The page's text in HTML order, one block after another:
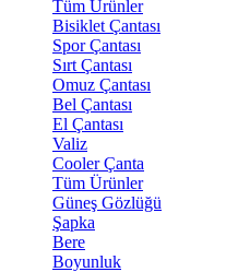
Tüm Ürünler
Bisiklet Çantası
Spor Çantası
Sırt Çantası
Omuz Çantası
Bel Çantası
El Çantası
Valiz
Cooler Çanta
Tüm Ürünler
Güneş Gözlüğü
Şapka
Bere
Boyunluk